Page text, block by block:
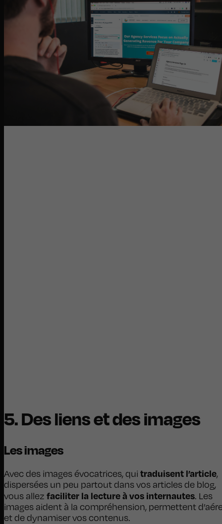
5. Des liens et des images
Les images
Avec des images évocatrices, qui traduisent l’article,
dispersées un peu partout dans vos articles de blog,
vous allez faciliter la lecture à vos internautes. Les
images aident à la compréhension, permettent
et de dynamiser vos contenus.